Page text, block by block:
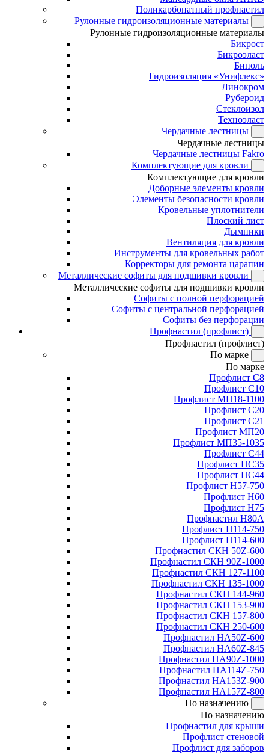
Поликарбонатный профнастил
Рулонные гидроизоляционные материалы
Рулонные гидроизоляционные материалы
Бикрост
Бикроэласт
Биполь
Гидроизоляция «Унифлекс»
Линокром
Рубероид
Стеклоизол
Техноэласт
Чердачные лестницы
Чердачные лестницы
Чердачные лестницы Fakro
Комплектующие для кровли
Комплектующие для кровли
Доборные элементы кровли
Элементы безопасности кровли
Кровельные уплотнители
Плоский лист
Дымники
Вентиляция для кровли
Инструменты для кровельных работ
Корректоры для ремонта царапин
Металлические софиты для подшивки кровли
Металлические софиты для подшивки кровли
Софиты с полной перфорацией
Софиты с центральной перфорацией
Софиты без перфорации
Профнастил (профлист)
Профнастил (профлист)
По марке
По марке
Профлист С8
Профлист С10
Профлист МП18-1100
Профлист С20
Профлист С21
Профлист МП20
Профлист МП35-1035
Профлист С44
Профлист НС35
Профлист НС44
Профлист Н57-750
Профлист Н60
Профлист Н75
Профнастил Н80А
Профлист Н114-750
Профлист Н114-600
Профнастил СКН 50Z-600
Профнастил СКН 90Z-1000
Профнастил СКН 127-1100
Профнастил СКН 135-1000
Профнастил СКН 144-960
Профнастил СКН 153-900
Профнастил СКН 157-800
Профнастил СКН 250-600
Профнастил НА50Z-600
Профнастил НА60Z-845
Профнастил НА90Z-1000
Профнастил НА114Z-750
Профнастил НА153Z-900
Профнастил НА157Z-800
По назначению
По назначению
Профнастил для крыши
Профлист стеновой
Профлист для заборов